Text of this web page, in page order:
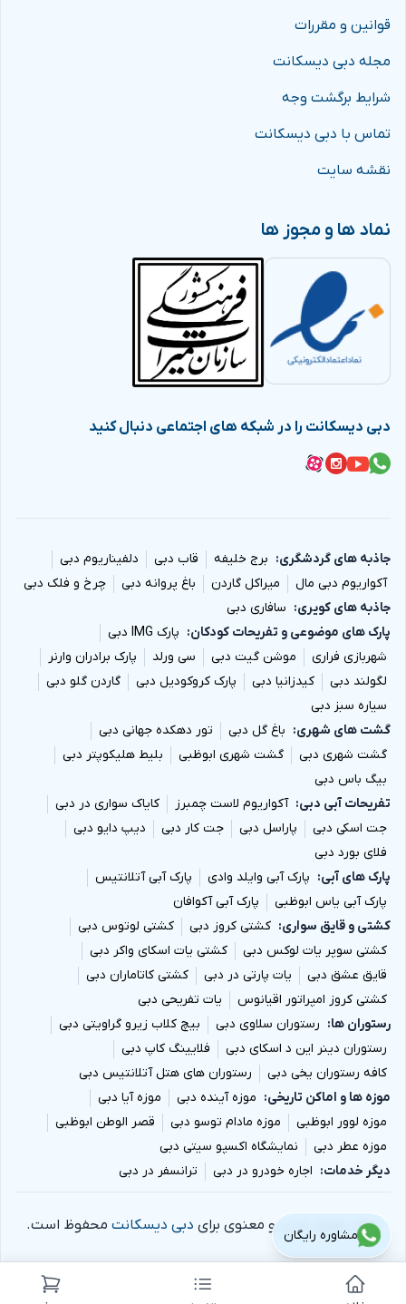
قوانین و مقررات
مجله دبی دیسکانت
شرایط برگشت وجه
تماس با دبی دیسکانت
نقشه سایت
نماد ها و مجوز ها
دبی دیسکانت را در شبکه های اجتماعی دنبال کنید
جاذبه های گردشگری برج خلیفه قاب دبی
دلفیناریوم دبی
آکواریوم دبی مال
میراکل گاردن باغ پروانه دبی
چرخ و فلک دبی
جاذبه های کویری
سافاری دبی
پارک های موضوعی و تفریحات کودکان
پارک IMG دبی
شهربازی فراری
موشن گیت دبی سی ورلد
پارک برادران وارنر
لگولند دبی
کیدزانیا دبی پارک کروکودیل دبی
گاردن گلو دبی
سیاره سبز دبی
گشت های شهری
باغ گل دبی
تور دهکده جهانی دبی
گشت شهری دبی
گشت شهری ابوظبی
بلیط هلیکوپتر دبی
بیگ باس دبی
تفریحات آبی دبی
آکواریوم لاست چمبرز
کایاک سواری در دبی
جت اسکی دبی
پاراسل دبی جت کار دبی
دیپ دایو دبی
فلای بورد دبی
پارک های آبی
پارک آبی وایلد وادی
پارک آبی آتلانتیس
پارک آبی یاس ابوظبی
پارک آبی آکوافان
کشتی و قایق سواری
کشتی کروز دبی
کشتی لوتوس دبی
کشتی سوپر یات لوکس دبی
کشتی یات اسکای واکر دبی
قایق عشق دبی
یات پارتی در دبی
کشتی کاتاماران دبی
کشتی کروز امپراتور اقیانوس
یات تفریحی دبی
رستوران ها
رستوران سلاوی دبی
بیچ کلاب زیرو گراویتی دبی
رستوران دینر این د اسکای دبی
فلایینگ کاپ دبی
کافه رستوران یخی دبی
رستوران های هتل آتلانتیس دبی
موزه ها و اماکن تاریخی
موزه آینده دبی
موزه آیا دبی
موزه لوور ابوظبی
موزه مادام توسو دبی
قصر الوطن ابوظبی
موزه عطر دبی
نمایشگاه اکسپو سیتی دبی
دیگر خدمات
اجاره خودرو در دبی ترانسفر در دبی
تمام حقوق مادی و معنوی برای دبی دیسکانت محفوظ است.
مشاوره رایگان